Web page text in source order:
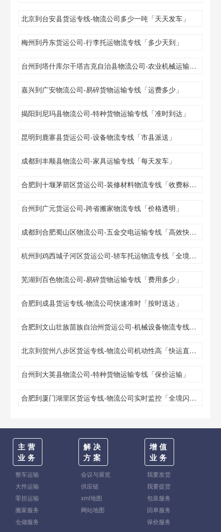
北京到台安县货运专线-物流公司多少一吨「天天发车」
梅州到丹东货运公司-行李托运物流专线「多少天到」
台州到塔什库尔干塔吉克自治县物流公司-农业机械运输专线「市县闪送」
嘉兴到广安物流公司-易碎货物运输专线「运费多少」
揭阳到尼玛县物流公司-特种货物运输专线「准时到达」
昆明到鹿寨县货运公司-设备物流专线「市县派送」
成都到丰顺县物流公司-家具运输专线「每天发车」
合肥到十堰茅箭区货运公司-装修材料物流专线「收费标准」
台州到广元货运公司-跨省搬家物流专线「价格透明」
成都到合肥蜀山区物流公司-五金交电运输专线「高效快捷」
杭州到鸡西城子河区货运公司-轿车托运物流专线「全境配送」
芜湖到百色物流公司-易碎货物运输专线「费用多少」
合肥到成县货运专线-物流公司快速准时「按时送达」
合肥到文山壮族苗族自治州货运公司-机械设备物流专线「几天达到」
北京到贺州八步区货运专线-物流公司机动性高「快运直达」
台州到大英县物流公司-特种货物运输专线「保价运输」
合肥到厦门湖里区货运专线-物流公司实时监控「全境闪送」
主营
业务
整车运输
大件运输
零担运输
搬家服务
仓储服务
解决
方案
会议与展览
供应链
xml地图
网站地图
增值
业务
我要发货
我要提货
包装服务
回单服务
保价服务